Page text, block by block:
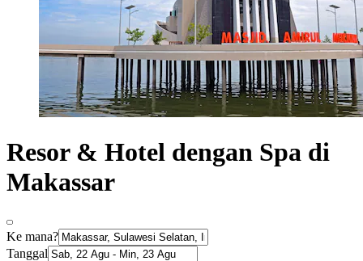
Resor & Hotel dengan Spa di
Makassar
Ke mana?
Tanggal